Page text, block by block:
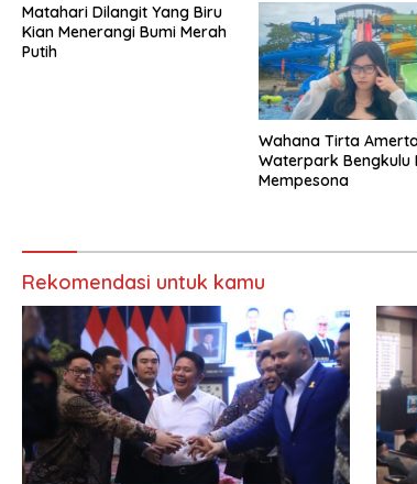
Matahari Dilangit Yang Biru
Kian Menerangi Bumi Merah
Putih
Wahana Tirta
Waterpark Bengkulu
Mempesona
Rekomendasi untuk kamu